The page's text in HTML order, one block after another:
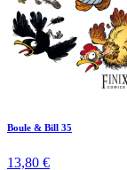
Boule & Bill 35
13,80 €